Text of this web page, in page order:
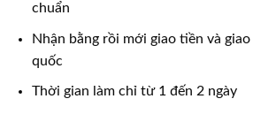
chuẩn
Nhận bằng rồi mới giao tiền và
quốc
Thời gian làm chỉ từ 1 đến 2 ngày